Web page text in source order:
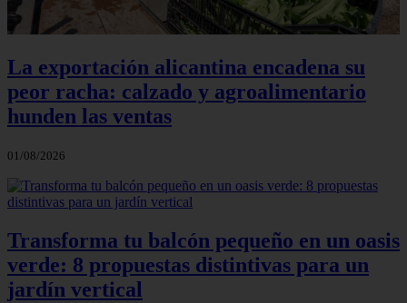
La exportación alicantina encadena su
peor racha: calzado y agroalimentario
hunden las ventas
01/08/2026
Transforma tu balcón pequeño en un oasis
verde: 8 propuestas distintivas para un
jardín vertical